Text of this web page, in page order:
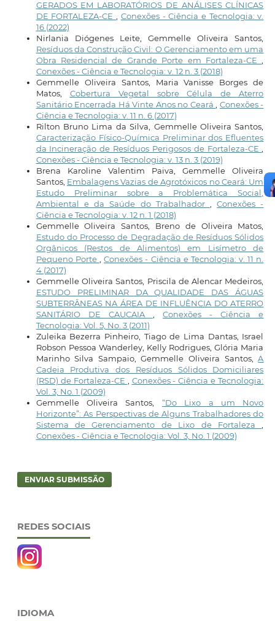
GERADOS EM LABORATÓRIOS DE ANÁLISES CLÍNICAS
DE FORTALEZA-CE
Conexões - Ciência e Tecnologia: v.
16 (2022)
Nirlania Diógenes Leite, Gemmelle Oliveira Santos,
Resíduos da Construção Civil: O Gerenciamento em uma
Obra Residencial de Grande Porte em Fortaleza-CE
Conexões - Ciência e Tecnologia: v. 12 n. 3 (2018)
Gemmelle Oliveira Santos, Maria Vanisse Borges de
Matos, Cobertura Vegetal sobre Célula de Aterro
Sanitário Encerrada Há Vinte Anos no Ceará
Conexões -
Ciência e Tecnologia: v. 11 n. 6 (2017)
Rilton Bruno Lima da Silva, Gemmelle Oliveira Santos,
Caracterização Físico-Química Preliminar dos Efluentes
da Incineração de Resíduos Perigosos de Fortaleza-CE
Conexões - Ciência e Tecnologia: v. 13 n. 3 (2019)
Brena Karoline Valentim Paiva, Gemmelle Oliveira
Santos, Embalagens Vazias de Agrotóxicos no Ceará: Um
Estudo Preliminar sobre a Problemática Social,
Ambiental e da Saúde do Trabalhador
,Conexões -
Ciência e Tecnologia: v. 12 n. 1 (2018)
Gemmelle Oliveira Santos, Breno de Oliveira Matos,
Estudo do Processo de Degradação de Resíduos Sólidos
Orgânicos (Restos de Alimentos) em Lisímetro de
Pequeno Porte
,Conexões - Ciência e Tecnologia: v. 11 n.
4 (2017)
Gemmelle Oliveira Santos, Priscila de Alencar Medeiros,
ESTUDO PRELIMINAR DA QUALIDADE DAS ÁGUAS
SUBTERRÂNEAS NA ÁREA DE INFLUÊNCIA DO ATERRO
SANITÁRIO DE CAUCAIA
,Conexões - Ciência e
Tecnologia: Vol. 5, No. 3 (2011)
Zuleika Bezerra Pinheiro, Tiago de Lima Dantas, Israel
Robson Pessoa Wanderley, Kelly Rodrigues, Glória Maria
Marinho Silva Sampaio, Gemmelle Oliveira Santos,A
Cadeia Produtiva dos Resíduos Sólidos Domiciliares
(RSD) de Fortaleza-CE
Conexões - Ciência e Tecnologia:
Vol. 3, No. 1 (2009)
Gemmelle Oliveira Santos, “Do Lixo a um Novo
Horizonte”: As Perspectivas de Alguns Trabalhadores do
Sistema de Gerenciamento de Lixo de Fortaleza
Conexões - Ciência e Tecnologia: Vol. 3, No. 1 (2009)
ENVIAR SUBMISSÃO
REDES SOCIAIS
IDIOMA